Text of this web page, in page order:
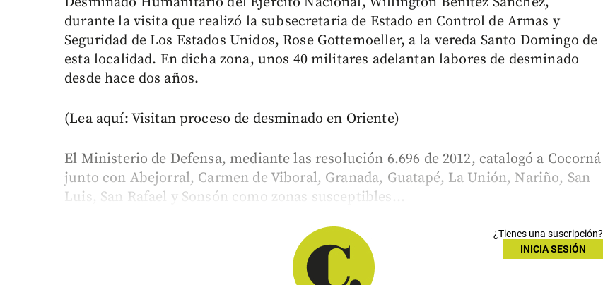
durante la visita que realizó la subsecretaria de Estado en Control de Armas y
Seguridad de Los Estados Unidos, Rose Gottemoeller, a la vereda Santo Domingo de
esta localidad. En dicha zona, unos 40 militares adelantan labores de desminado
desde hace dos años.
(Lea aquí: Visitan proceso de desminado en Oriente)
El Ministerio de Defensa, mediante las resolución 6.696 de 2012, catalogó a Cocorná
junto con Abejorral, Carmen de Viboral, Granada, Guatapé, La Unión, Nariño, San
Luis, San Rafael y Sonsón como zonas susceptibles...
¿Tienes una suscripción?
INICIA SESIÓN